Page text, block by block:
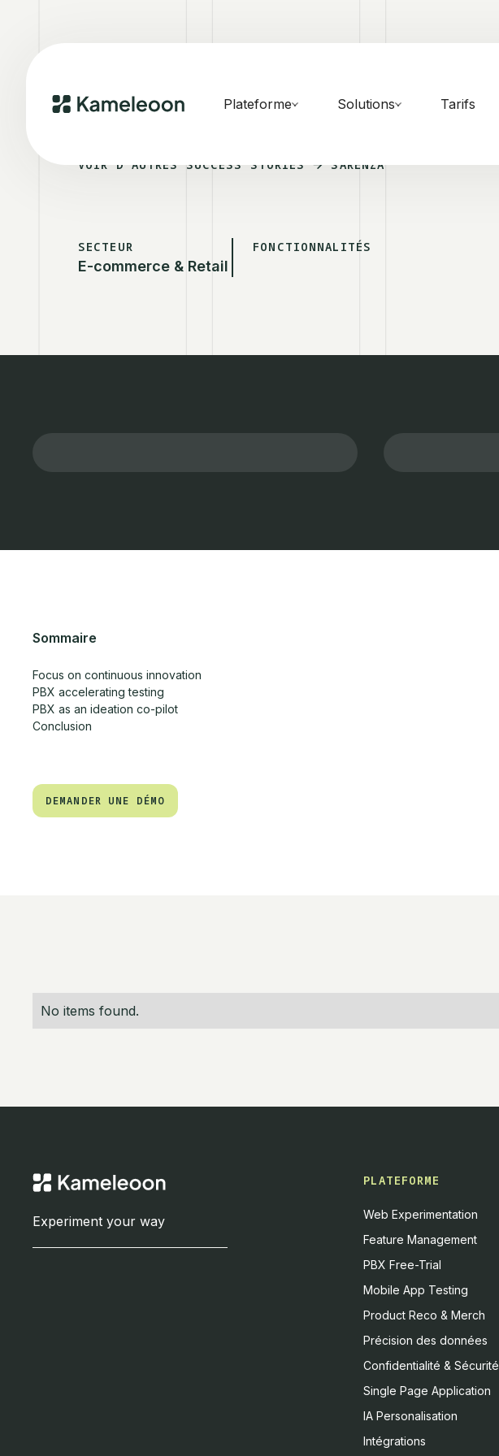
Plateforme Solutions Tarifs
VOIR D'AUTRES SUCCESS STORIES SARENZA
SECTEUR
E-commerce & Retail
FONCTIONNALITÉS
Sommaire
Focus on continuous innovation
PBX accelerating testing
PBX as an ideation co-pilot
Conclusion
DEMANDER UNE DÉMO
No items found.
Experiment your way
PLATEFORME
Web Experimentation
Feature Management
PBX Free-Trial
Mobile App Testing
Product Reco & Merch
Précision des données
Confidentialité & Sécurité
Single Page Application
IA Personalisation
Intégrations